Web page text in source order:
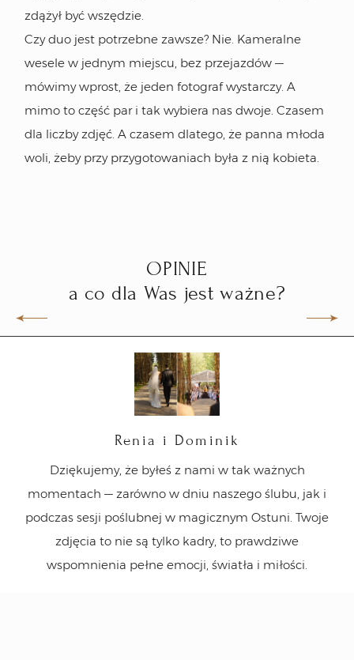
zdążył być wszędzie.
Czy duo jest potrzebne zawsze? Nie. Kameralne
wesele w jednym miejscu, bez przejazdów —
mówimy wprost, że jeden fotograf wystarczy. A
mimo to część par i tak wybiera nas dwoje. Czasem
dla liczby zdjęć. A czasem dlatego, że panna młoda
woli, żeby przy przygotowaniach była z nią kobieta.
OPINIE
a co dla Was jest ważne?
Renia i Dominik
Dziękujemy, że byłeś z nami w tak ważnych
momentach — zarówno w dniu naszego ślubu, jak i
podczas sesji poślubnej w magicznym Ostuni. Twoje
zdjęcia to nie są tylko kadry, to prawdziwe
wspomnienia pełne emocji, światła i miłości.